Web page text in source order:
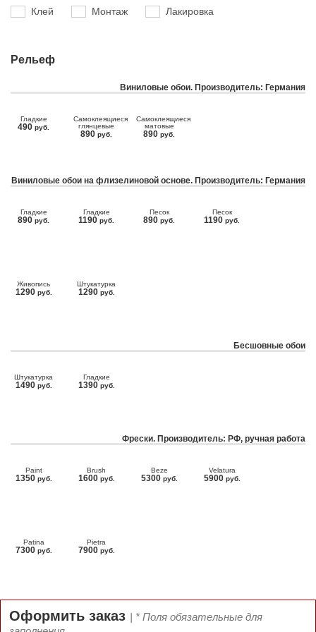
Клей Монтаж Лакировка
Рельеф
Виниловые обои. Производитель: Германия
Гладкие
490 руб.
Самоклеящиеся
глянцевые
890 руб.
Самоклеящиеся
матовые
890 руб.
Виниловые обои на флизелиновой основе. Производитель: Германия
Гладкие
890 руб.
Гладкие
1190 руб.
Песок
890 руб.
Песок
1190 руб.
Живопись
1290 руб.
Штукатурка
1290 руб.
Бесшовные обои
Штукатурка
1490 руб.
Гладкие
1390 руб.
Фрески. Производитель: РФ, ручная работа
Paint
1350 руб.
Brush
1600 руб.
Beze
5300 руб.
Velatura
5900 руб.
Patina
7300 руб.
Pietra
7900 руб.
Оформить заказ | * Поля обязательные для